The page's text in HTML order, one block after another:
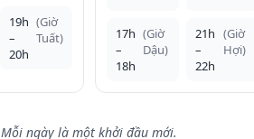
19h
–
20h
(Giờ
Tuất)
17h
–
18h
(Giờ
Dậu)
21h
–
22h
(Giờ
Hợi)
Mỗi ngày là một khởi đầu mới.